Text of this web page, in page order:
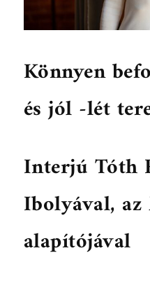
Könnyen
és jól -lét
Interjú Tóth
Ibolyával,
alapítójával